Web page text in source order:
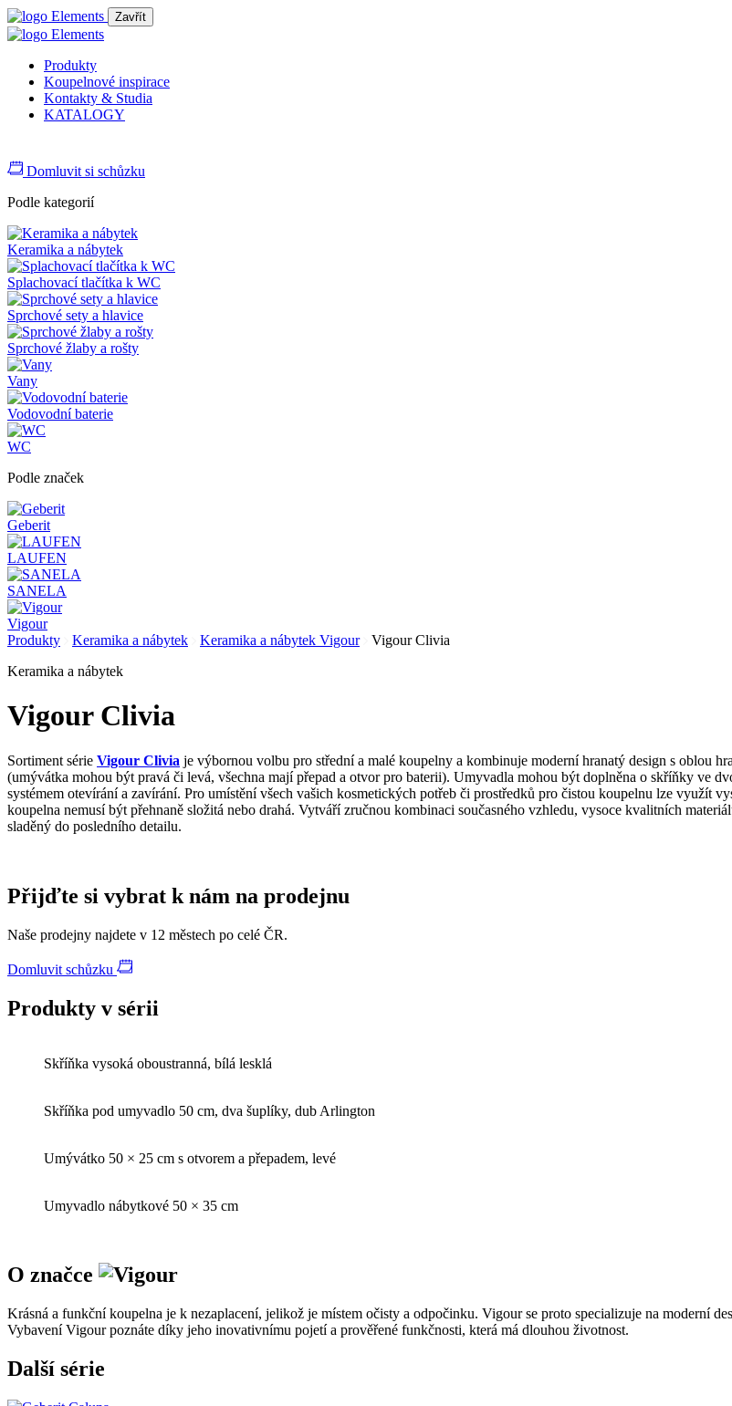
Zavřít
Produkty
Koupelnové inspirace
Kontakty & Studia
KATALOGY
Domluvit si schůzku
Podle kategorií
Keramika a nábytek
Splachovací tlačítka k WC
Sprchové sety a hlavice
Sprchové žlaby a rošty
Vany
Vodovodní baterie
WC
Podle značek
Geberit
LAUFEN
SANELA
Vigour
Produkty
Keramika a nábytek Keramika a nábytek Vigour
Vigour Clivia
Keramika a nábytek
Vigour Clivia
Sortiment série Vigour Clivia je výbornou volbu pro střední a malé koupelny a kombinuje moderní hranatý design s oblou
(umývátka mohou být pravá či levá, všechna mají přepad a otvor pro baterii). Umyvadla mohou být doplněna o skříňky ve
systémem otevírání a zavírání. Pro umístění všech vašich kosmetických potřeb či prostředků pro čistou koupelnu lze využít
koupelna nemusí být přehnaně složitá nebo drahá. Vytváří zručnou kombinaci současného vzhledu, vysoce kvalitních
sladěný do posledního detailu.
Přijďte si vybrat k nám na prodejnu
Naše prodejny najdete v 12 městech po celé ČR.
Domluvit schůzku
Produkty v sérii
Skříňka vysoká oboustranná, bílá lesklá
Skříňka pod umyvadlo 50 cm, dva šuplíky, dub Arlington
Umývátko 50 × 25 cm s otvorem a přepadem, levé
Umyvadlo nábytkové 50 × 35 cm
O značce
Krásná a funkční koupelna je k nezaplacení, jelikož je místem očisty a odpočinku. Vigour se proto specializuje na moderní
Vybavení Vigour poznáte díky jeho inovativnímu pojetí a prověřené funkčnosti, která má dlouhou životnost.
Další série